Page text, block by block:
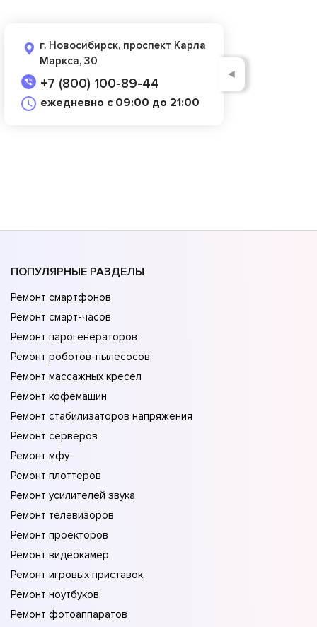
г. Новосибирск, проспект Карла
Маркса, 30
+7 (800) 100-89-44
ежедневно с 09:00 до 21:00
◄
ПОПУЛЯРНЫЕ РАЗДЕЛЫ
Ремонт смартфонов
Ремонт смарт-часов
Ремонт парогенераторов
Ремонт роботов-пылесосов
Ремонт массажных кресел
Ремонт кофемашин
Ремонт стабилизаторов напряжения
Ремонт серверов
Ремонт мфу
Ремонт плоттеров
Ремонт усилителей звука
Ремонт телевизоров
Ремонт проекторов
Ремонт видеокамер
Ремонт игровых приставок
Ремонт ноутбуков
Ремонт фотоаппаратов